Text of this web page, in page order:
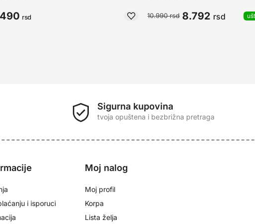
rsd 10.990rsd 8.792 rsd
Sigurna kupovina
tvoja opuštena i bezbrižna pretraga
i isporuci
Moj nalog
Moj profil
Korpa
Lista želja